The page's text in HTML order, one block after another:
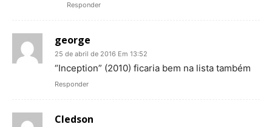
Responder
george
25 de abril de 2016 Em 13:52
“Inception” (2010) ficaria bem na lista também
Responder
Cledson